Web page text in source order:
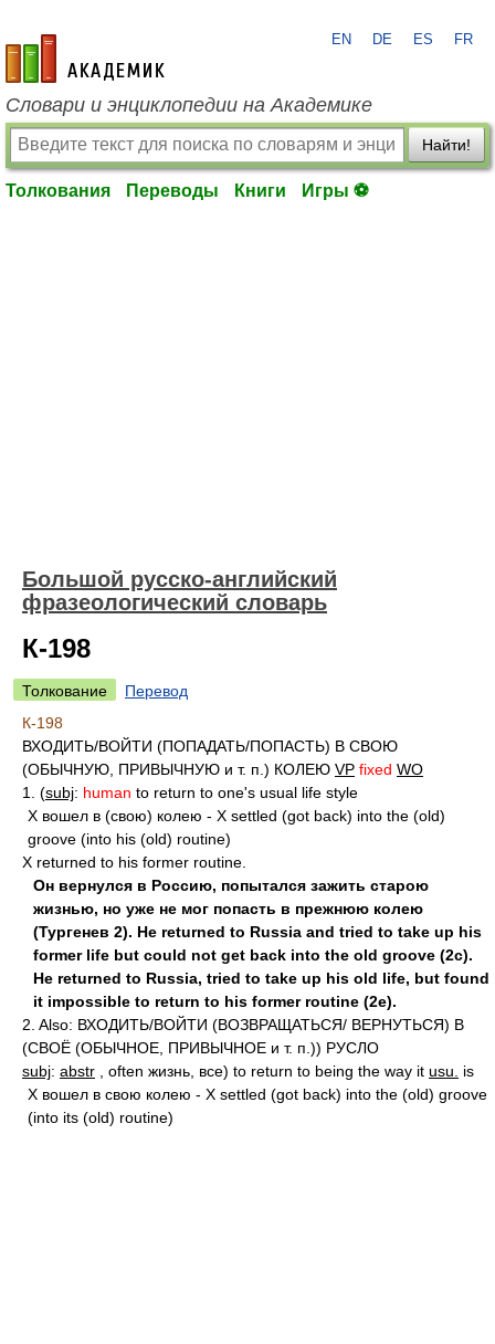
academic.ru
EN DE ES FR
Словари и энциклопедии на Академике
Найти!
Толкования Переводы Книги Игры ⚽
Большой русско-английский
фразеологический словарь
К-198
Толкование
Перевод
К-198
ВХОДИТЬ/ВОЙТИ (ПОПАДАТЬ/ПОПАСТЬ) В СВОЮ
(ОБЫЧНУЮ, ПРИВЫЧНУЮ и т. п.) КОЛЕЮ VP fixed WO
1. (subj: human to return to one's usual life style
X вошел в (свою) колею - X settled (got back) into the (old)
groove (into his (old) routine)
X returned to his former routine.
Он вернулся в Россию, попытался зажить старою
жизнью, но уже не мог попасть в прежнюю колею
(Тургенев 2). Не returned to Russia and tried to take up his
former life but could not get back into the old groove (2c).
He returned to Russia, tried to take up his old life, but found
it impossible to return to his former routine (2e).
2. Also: ВХОДИТЬ/ВОЙТИ (ВОЗВРАЩАТЬСЯ/ ВЕРНУТЬСЯ) В
(СВОЁ (ОБЫЧНОЕ, ПРИВЫЧНОЕ и т. п.)) РУСЛО
subj: abstr , often жизнь, все) to return to being the way it usu.
is
X вошел в свою колею - X settled (got back) into the (old) groove
(into its (old) routine)